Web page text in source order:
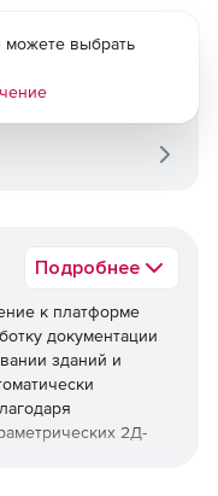
Подробнее
к платформе
документации
зданий и
2Д-
можете выбрать